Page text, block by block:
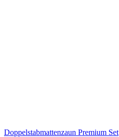
Doppelstabmattenzaun Premium Set